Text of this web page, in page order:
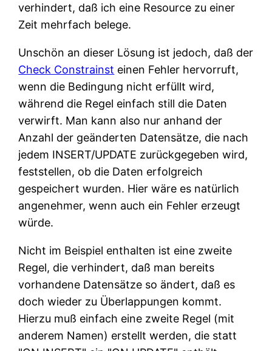
verhindert, daß ich eine Resource zu einer
Zeit mehrfach belege.
Unschön an dieser Lösung ist jedoch, daß der
Check Constrainst einen Fehler hervorruft,
wenn die Bedingung nicht erfüllt wird,
während die Regel einfach still die Daten
verwirft. Man kann also nur anhand der
Anzahl der geänderten Datensätze, die nach
jedem INSERT/UPDATE zurückgegeben wird,
feststellen, ob die Daten erfolgreich
gespeichert wurden. Hier wäre es natürlich
angenehmer, wenn auch ein Fehler erzeugt
würde.
Nicht im Beispiel enthalten ist eine zweite
Regel, die verhindert, daß man bereits
vorhandene Datensätze so ändert, daß es
doch wieder zu Überlappungen kommt.
Hierzu muß einfach eine zweite Regel (mit
anderem Namen) erstellt werden, die statt